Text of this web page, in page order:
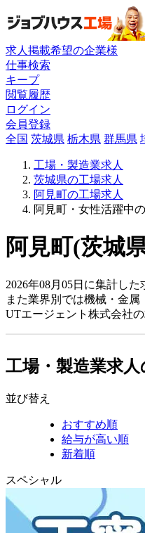
求人掲載希望の企業様
仕事検索
キープ
閲覧履歴
ログイン
会員登録
全国 茨城県 栃木県 群馬県
工場・製造業求人
茨城県の工場求人
阿見町の工場求人
阿見町・女性活躍中
阿見町(茨城
2026年08月05日に集計し
また業界別では機械・金
UTエージェント株式会社
工場・製造業求
並び替え
おすすめ順
給与が高い順
新着順
スペシャル